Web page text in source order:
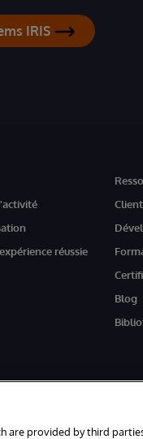
IRIS
réussie
Blog
are provided by third